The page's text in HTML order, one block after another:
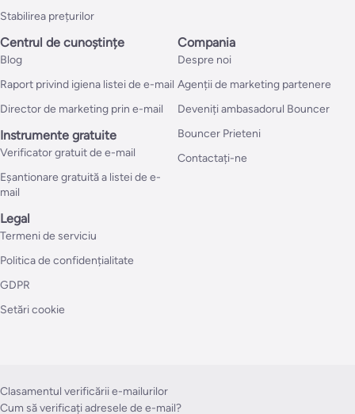
Stabilirea prețurilor
Centrul de cunoștințe
Blog
Raport privind igiena listei de e-mail
Director de marketing prin e-mail
Instrumente gratuite
Verificator gratuit de e-mail
Eșantionare gratuită a listei de e-
mail
Compania
Despre noi
Agenții de marketing partenere
Deveniți ambasadorul Bouncer
Bouncer Prieteni
Contactați-ne
Legal
Termeni de serviciu
Politica de confidențialitate
GDPR
Setări cookie
Clasamentul verificării e-mailurilor
Cum să verificați adresele de e-mail?